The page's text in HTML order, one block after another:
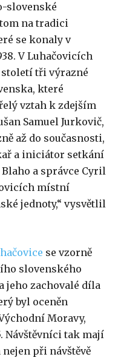
slovenské
na tradici
se konaly v
V Luhačovicích
tři výrazné
které
vztah k zdejším
Samuel Jurkovič,
až do současnosti,
a iniciátor setkání
Blaho a správce Cyril
místní
jednoty,“ vysvětlil
se vzorně
slovenského
jeho zachovalé díla
byl oceněn
Moravy,
Návštěvníci tak mají
při návštěvě